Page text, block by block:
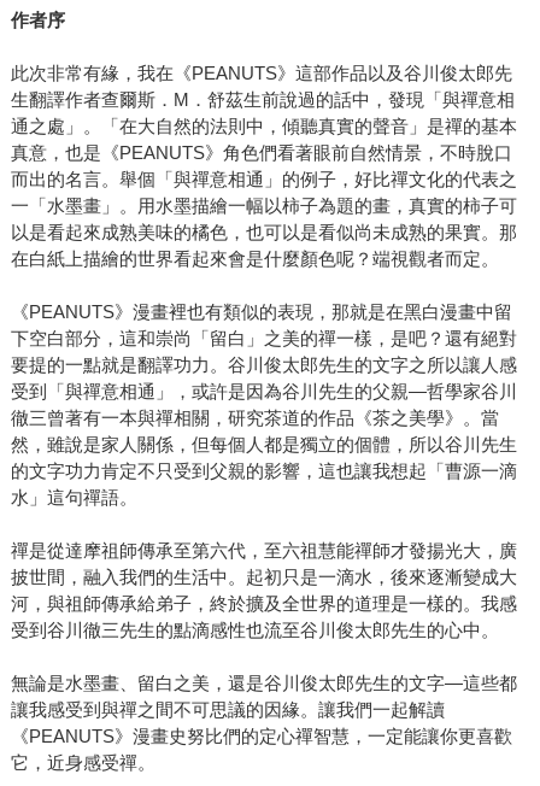
作者序
此次非常有緣，我在《PEANUTS》這部作品以及谷川俊太郎先
生翻譯作者查爾斯．M．舒茲生前說過的話中，發現「與禪意相
通之處」。「在大自然的法則中，傾聽真實的聲音」是禪的基本
真意，也是《PEANUTS》角色們看著眼前自然情景，不時脫口
而出的名言。舉個「與禪意相通」的例子，好比禪文化的代表之
一「水墨畫」。用水墨描繪一幅以柿子為題的畫，真實的柿子可
以是看起來成熟美味的橘色，也可以是看似尚未成熟的果實。那
在白紙上描繪的世界看起來會是什麼顏色呢？端視觀者而定。
《PEANUTS》漫畫裡也有類似的表現，那就是在黑白漫畫中留
下空白部分，這和崇尚「留白」之美的禪一樣，是吧？還有絕對
要提的一點就是翻譯功力。谷川俊太郎先生的文字之所以讓人感
受到「與禪意相通」，或許是因為谷川先生的父親—哲學家谷川
徹三曾著有一本與禪相關，研究茶道的作品《茶之美學》。當
然，雖說是家人關係，但每個人都是獨立的個體，所以谷川先生
的文字功力肯定不只受到父親的影響，這也讓我想起「曹源一滴
水」這句禪語。
禪是從達摩祖師傳承至第六代，至六祖慧能禪師才發揚光大，廣
披世間，融入我們的生活中。起初只是一滴水，後來逐漸變成大
河，與祖師傳承給弟子，終於擴及全世界的道理是一樣的。我感
受到谷川徹三先生的點滴感性也流至谷川俊太郎先生的心中。
無論是水墨畫、留白之美，還是谷川俊太郎先生的文字—這些都
讓我感受到與禪之間不可思議的因緣。讓我們一起解讀
《PEANUTS》漫畫史努比們的定心禪智慧，一定能讓你更喜歡
它，近身感受禪。